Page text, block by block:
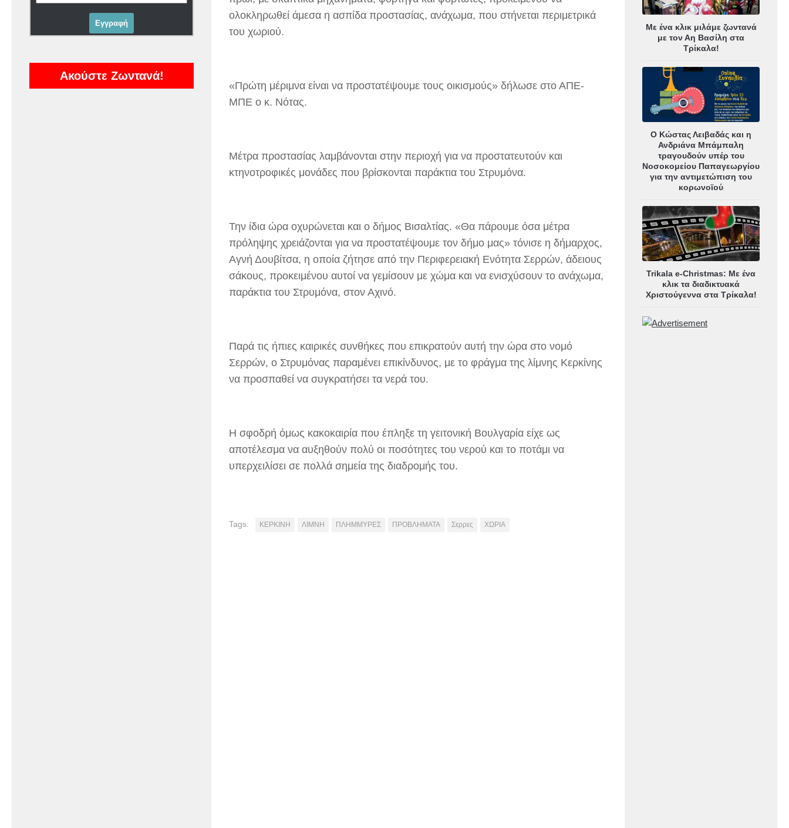
ολοκληρωθεί άμεσα η ασπίδα προστασίας, ανάχωμα, που στήνεται περιμετρικά
του χωριού.
«Πρώτη μέριμνα είναι να προστατέψουμε τους οικισμούς» δήλωσε στο ΑΠΕ-
ΜΠΕ ο κ. Νότας.
Μέτρα προστασίας λαμβάνονται στην περιοχή για να προστατευτούν και
κτηνοτροφικές μονάδες που βρίσκονται παράκτια του Στρυμόνα.
Την ίδια ώρα οχυρώνεται και ο δήμος Βισαλτίας. «Θα πάρουμε όσα μέτρα
πρόληψης χρειάζονται για να προστατέψουμε τον δήμο μας» τόνισε η δήμαρχος,
Αγνή Δουβίτσα, η οποία ζήτησε από την Περιφερειακή Ενότητα Σερρών, άδειους
σάκους, προκειμένου αυτοί να γεμίσουν με χώμα και να ενισχύσουν το ανάχωμα,
παράκτια του Στρυμόνα, στον Αχινό.
Παρά τις ήπιες καιρικές συνθήκες που επικρατούν αυτή την ώρα στο νομό
Σερρών, ο Στρυμόνας παραμένει επικίνδυνος, με το φράγμα της λίμνης Κερκίνης
να προσπαθεί να συγκρατήσει τα νερά του.
Η σφοδρή όμως κακοκαιρία που έπληξε τη γειτονική Βουλγαρία είχε ως
αποτέλεσμα να αυξηθούν πολύ οι ποσότητες του νερού και το ποτάμι να
υπερχειλίσει σε πολλά σημεία της διαδρομής του.
Tags: ΚΕΡΚΙΝΗ ΛΙΜΝΗ ΠΛΗΜΜΥΡΕΣ ΠΡΟΒΛΗΜΑΤΑ Σερρες ΧΩΡΙΑ
Ακούστε Ζωντανά!
Με ένα κλικ μιλάμε ζωντανά
με τον Αη Βασίλη στα
Τρίκαλα!
Ο Κώστας Λειβαδάς και η
Ανδριάνα Μπάμπαλη
τραγουδούν υπέρ του
Νοσοκομείου Παπαγεωργίου
για την αντιμετώπιση του
κορωνοϊού
Trikala e-Christmas: Με ένα
κλικ τα διαδικτυακά
Χριστούγεννα στα Τρίκαλα!